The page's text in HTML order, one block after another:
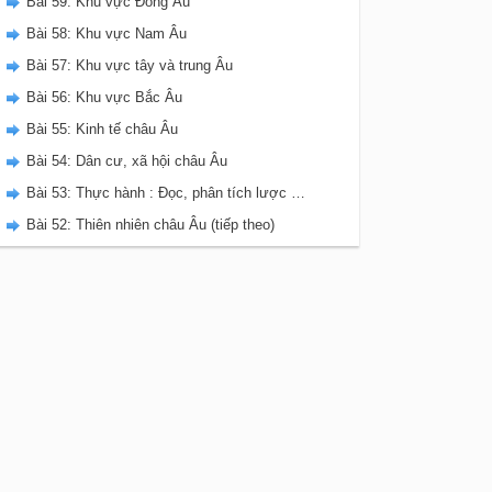
Bài 58: Khu vực Nam Âu
Bài 57: Khu vực tây và trung Âu
Bài 56: Khu vực Bắc Âu
Bài 55: Kinh tế châu Âu
Bài 54: Dân cư, xã hội châu Âu
Bài 53: Thực hành : Đọc, phân tích lược đồ, biểu đồ nhiệt độ và lượng mưa châu Âu.
Bài 52: Thiên nhiên châu Âu (tiếp theo)